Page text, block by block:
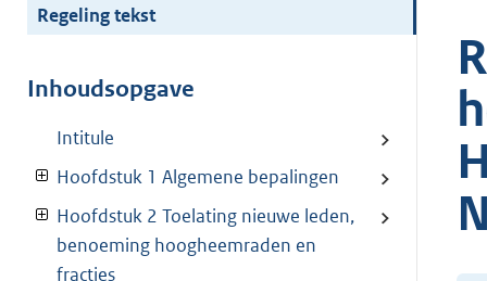
Regeling tekst
Inhoudsopgave
Intitule
Hoofdstuk 1 Algemene bepalingen
Hoofdstuk 2 Toelating nieuwe leden,
benoeming hoogheemraden en
fracties